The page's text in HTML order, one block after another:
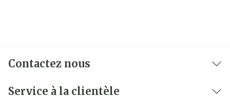
Contactez nous
Service à la clientèle